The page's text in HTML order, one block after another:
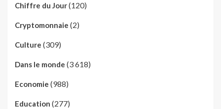
Chiffre du Jour(120)
Cryptomonnaie (2)
Culture (309)
Dans le monde (3 618)
Economie (988)
Education (277)